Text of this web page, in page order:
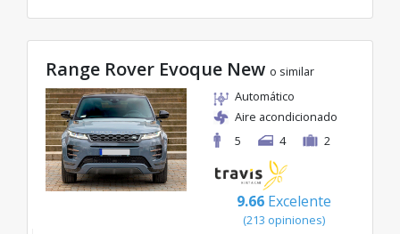
Range Rover Evoque New o similar
Automático
Aire acondicionado
5
4 2
9.66 Excelente
(213 opiniones)